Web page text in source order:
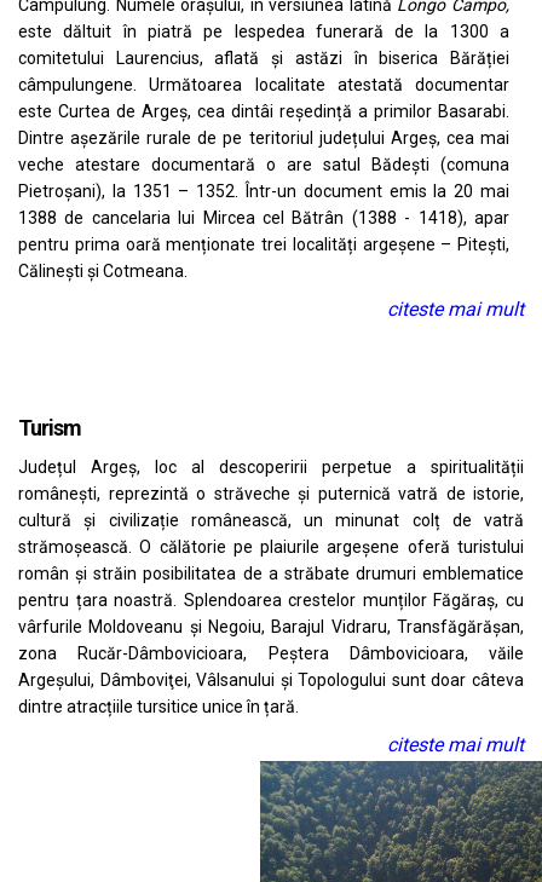
Câmpulung. Numele orașului, în versiunea latină Longo Campo,
este dăltuit în piatră pe lespedea funerară de la 1300 a
comitetului Laurencius, aflată și astăzi în biserica Bărăției
câmpulungene. Următoarea localitate atestată documentar
este Curtea de Argeș, cea dintâi reședință a primilor Basarabi.
Dintre așezările rurale de pe teritoriul județului Argeș, cea mai
veche atestare documentară o are satul Bădești (comuna
Pietroșani), la 1351 – 1352. Într-un document emis la 20 mai
1388 de cancelaria lui Mircea cel Bătrân (1388 - 1418), apar
pentru prima oară menționate trei localități argeșene – Pitești,
Călinești și Cotmeana.
citeste mai mult
Turism
Județul Argeș, loc al descoperirii perpetue a spiritualității
românești, reprezintă o străveche și puternică vatră de istorie,
cultură și civilizație românească, un minunat colț de vatră
strămoșească. O călătorie pe plaiurile argeșene oferă turistului
român și străin posibilitatea de a străbate drumuri emblematice
pentru țara noastră. Splendoarea crestelor munților Făgăraș, cu
vârfurile Moldoveanu și Negoiu, Barajul Vidraru, Transfăgărăşan,
zona Rucăr-Dâmbovicioara, Peștera Dâmbovicioara, văile
Argeşului, Dâmboviţei, Vâlsanului și Topologului sunt doar câteva
dintre atracțiile tursitice unice în țară.
citeste mai mult